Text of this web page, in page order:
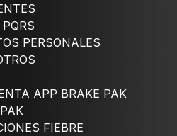
PERSONALES
APP BRAKE PAK
FIEBRE